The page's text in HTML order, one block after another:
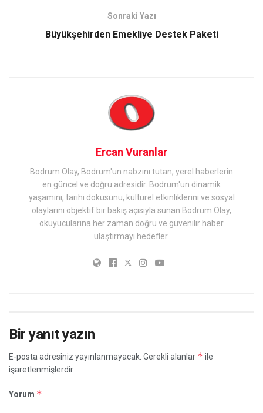
Sonraki Yazı
Büyükşehirden Emekliye Destek Paketi
Ercan Vuranlar
Bodrum Olay, Bodrum'un nabzını tutan, yerel haberlerin
en güncel ve doğru adresidir. Bodrum'un dinamik
yaşamını, tarihi dokusunu, kültürel etkinliklerini ve sosyal
olaylarını objektif bir bakış açısıyla sunan Bodrum Olay,
okuyucularına her zaman doğru ve güvenilir haber
ulaştırmayı hedefler.
Bir yanıt yazın
E-posta adresiniz yayınlanmayacak. Gerekli alanlar * ile
işaretlenmişlerdir
Yorum *